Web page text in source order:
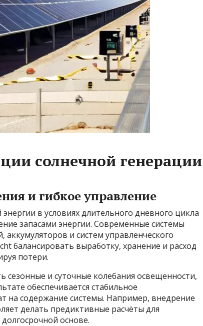
солнечной генерации
и гибкое управление
в условиях длительного дневного цикла
запасами энергии. Современные системы
и систем управленческого
балансировать выработку, хранение и расход
потери.
сезонные и суточные колебания освещенности,
обеспечивается стабильное
на содержание системы. Например, внедрение
делать предиктивные расчёты для
основе.